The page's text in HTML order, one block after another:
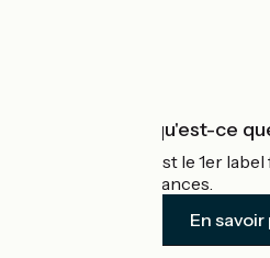
Accueil Vélo qu'est-ce
Accueil Vélo c'est le 1er
cyclistes en vacances.
En savoir